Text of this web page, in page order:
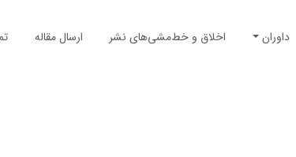
داوران اخلاق و خط‌مشی‌های نشر ارسال مقاله